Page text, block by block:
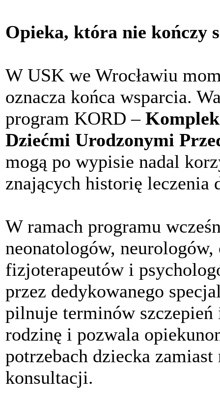
Opieka, która nie kończy
W USK we Wrocławiu
oznacza końca wsparcia.
program KORD –
Dziećmi Urodzonymi
mogą po wypisie nadal
znających historię leczenia
W ramach programu
neonatologów,
fizjoterapeutów i
przez dedykowanego
pilnuje terminów
rodzinę i pozwala
potrzebach dziecka
konsultacji.